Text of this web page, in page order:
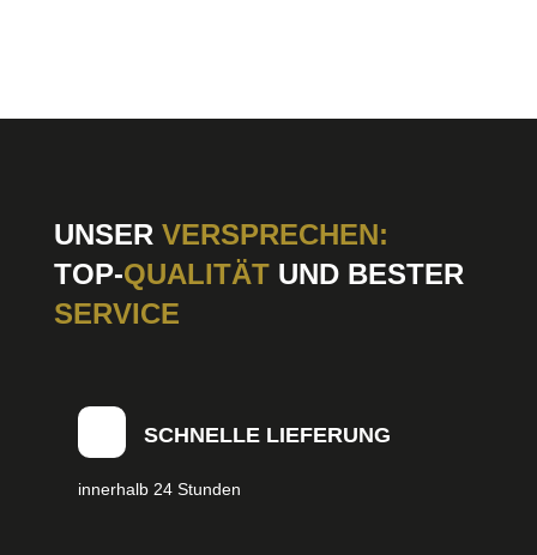
UNSER VERSPRECHEN:
TOP-QUALITÄTUND BESTER
SERVICE
SCHNELLE LIEFERUNG
innerhalb 24 Stunden